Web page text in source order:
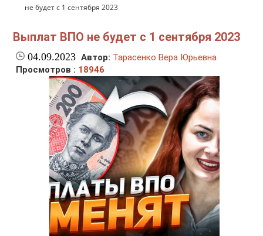
не будет с 1 сентября 2023
Выплат ВПО не будет с 1 сентября 2023
04.09.2023 Автор: Тарасенко Вера Юрьевна
Просмотров : 18946